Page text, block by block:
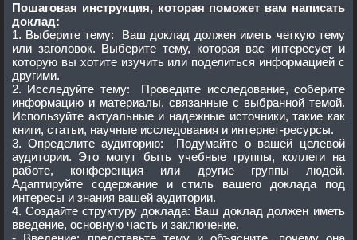
Пошаговая инструкция, которая поможет вам написать
доклад:
1. Выберите тему: Ваш доклад должен иметь четкую тему
или заголовок. Выберите тему, которая вас интересует и
которую вы хотите изучить или поделиться информацией с
другими.
2. Исследуйте тему: Проведите исследование, соберите
информацию и материалы, связанные с выбранной темой.
Используйте актуальные и надежные источники, такие как
книги, статьи, научные исследования и интернет-ресурсы.
3. Определите аудиторию: Подумайте о вашей целевой
аудитории. Это могут быть учебные группы, коллеги на
работе, конференция или другие группы людей.
Адаптируйте содержание и стиль вашего доклада под
интересы и знания вашей аудитории.
4. Создайте структуру доклада: Ваш доклад должен иметь
введение, основную часть и заключение.